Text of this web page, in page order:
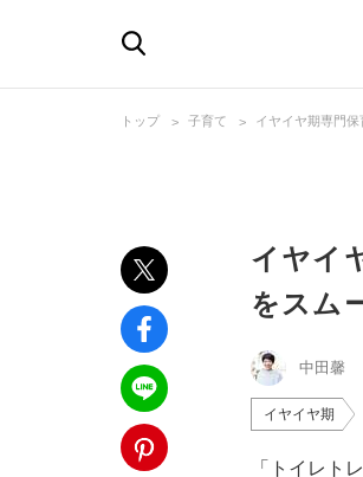
トップ 子育て イヤイヤ期専門
イヤイ
をスム
中田馨
イヤイヤ期
「トイレト